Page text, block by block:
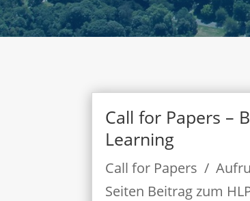
Call for Papers –
Learning
Call for Papers /
Seiten Beitrag zum